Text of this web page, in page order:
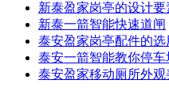
新泰盈家岗亭的设计要
新泰一箭智能快速道闸
泰安盈家岗亭配件的选
泰安一箭智能教你停
泰安盈家移动厕所外